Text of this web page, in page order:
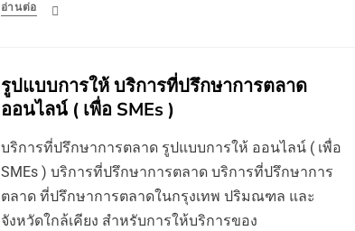
อ่านต่อ
รูปแบบการให้ บริการที่ปรึกษาการตลาด
ออนไลน์ ( เพื่อ SMEs )
บริการที่ปรึกษาการตลาด รูปแบบการให้ ออนไลน์ ( เพื่อ
SMEs ) บริการที่ปรึกษาการตลาด บริการที่ปรึกษาการ
ตลาด ที่ปรึกษาการตลาดในกรุงเทพ ปริมณฑล และ
จังหวัดใกล้เคียง สำหรับการให้บริการของ